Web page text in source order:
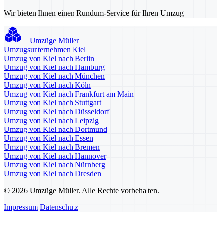
Wir bieten Ihnen einen Rundum-Service für Ihren Umzug
Umzüge Müller
Umzugsunternehmen Kiel
Umzug von Kiel nach Berlin
Umzug von Kiel nach Hamburg
Umzug von Kiel nach München
Umzug von Kiel nach Köln
Umzug von Kiel nach Frankfurt am Main
Umzug von Kiel nach Stuttgart
Umzug von Kiel nach Düsseldorf
Umzug von Kiel nach Leipzig
Umzug von Kiel nach Dortmund
Umzug von Kiel nach Essen
Umzug von Kiel nach Bremen
Umzug von Kiel nach Hannover
Umzug von Kiel nach Nürnberg
Umzug von Kiel nach Dresden
© 2026 Umzüge Müller. Alle Rechte vorbehalten.
Impressum Datenschutz